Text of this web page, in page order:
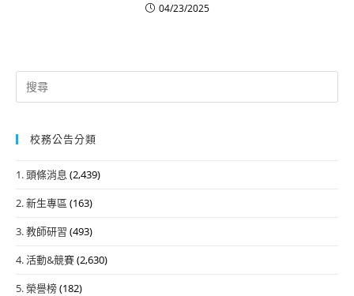
04/23/2025
Search
for:
校務公告分類
1. 頭條消息 (2,439)
2. 新生專區 (163)
3. 教師研習 (493)
4. 活動&競賽(2,630)
5. 榮譽榜(182)